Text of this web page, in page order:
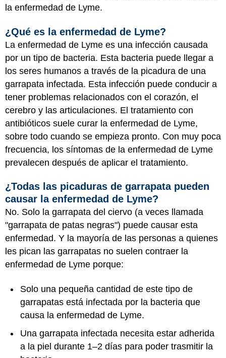
la enfermedad de Lyme.
¿Qué es la enfermedad de Lyme?
La enfermedad de Lyme es una infección causada
por un tipo de bacteria. Esta bacteria puede llegar a
los seres humanos a través de la picadura de una
garrapata infectada. Esta infección puede conducir a
tener problemas relacionados con el corazón, el
cerebro y las articulaciones. El tratamiento con
antibióticos suele curar la enfermedad de Lyme,
sobre todo cuando se empieza pronto. Con muy poca
frecuencia, los síntomas de la enfermedad de Lyme
prevalecen después de aplicar el tratamiento.
¿Todas las picaduras de garrapata pueden
causar la enfermedad de Lyme?
No. Solo la garrapata del ciervo (a veces llamada
"garrapata de patas negras") puede causar esta
enfermedad. Y la mayoría de las personas a quienes
les pican las garrapatas no suelen contraer la
enfermedad de Lyme porque:
Solo una pequeña cantidad de este tipo de
garrapatas está infectada por la bacteria que
causa la enfermedad de Lyme.
Una garrapata infectada necesita estar adherida
a la piel durante 1–2 días para poder trasmitir la